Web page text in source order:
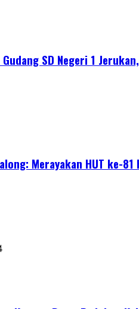
SD Negeri 1
Merayakan HUT ke-